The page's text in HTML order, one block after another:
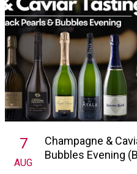
7
AUG
Champagne &
Bubbles Evening